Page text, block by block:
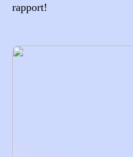
rapport!